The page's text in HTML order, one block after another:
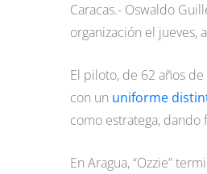
Caracas.- Oswaldo
organización el jueves,
El piloto, de 62 años
con un uniforme
como estratega, dando
En Aragua, “Ozzie”